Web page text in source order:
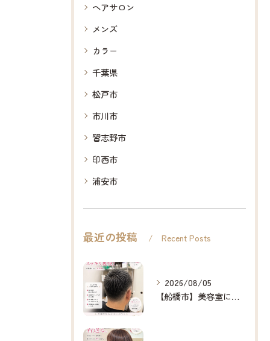
ヘアサロン
メンズ
カラー
千葉県
松戸市
市川市
習志野市
印西市
浦安市
最近の投稿 Recent Posts
2026/08/05
【船橋市】美容室に行けない…をなくしたい✂️✨